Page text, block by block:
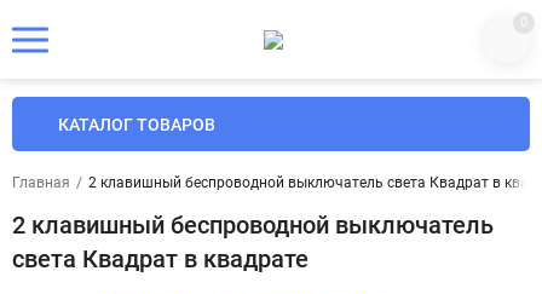
0
КАТАЛОГ ТОВАРОВ
Главная / 2 клавишный беспроводной выключатель света Квадрат в
2 клавишный беспроводной выключатель
света Квадрат в квадрате